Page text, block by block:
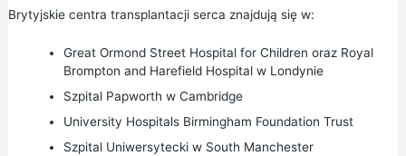
Brytyjskie centra transplantacji serca znajdują się w:
Great Ormond Street Hospital for Children oraz Royal
Brompton and Harefield Hospitalw Londynie
Szpital Papworth w Cambridge
University Hospitals Birmingham Foundation Trust
Szpital Uniwersytecki w South Manchester